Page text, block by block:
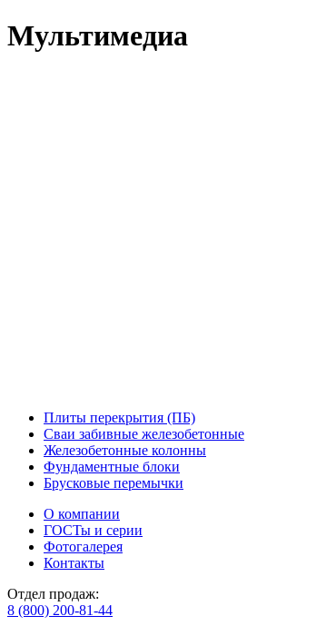
Мультимедиа
Плиты перекрытия (ПБ)
Сваи забивные железобетонные
Железобетонные колонны
Фундаментные блоки
Брусковые перемычки
О компании
ГОСТы и серии
Фотогалерея
Контакты
Отдел продаж:
8 (800) 200-81-44